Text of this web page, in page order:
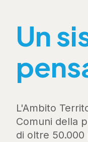
Un
L'Ambito
Comuni della
di oltre